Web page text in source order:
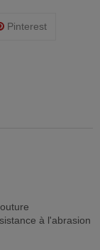
Pinterest
à l'abrasion